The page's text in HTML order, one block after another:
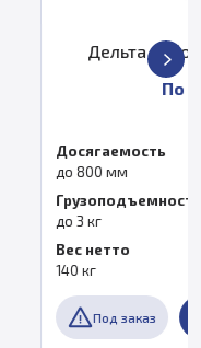
M-2iA/3A